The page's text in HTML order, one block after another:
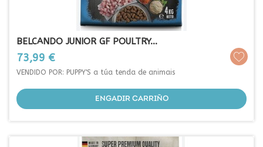
BELCANDO JUNIOR GF POULTRY...
Prezo
73,99 €
VENDIDO POR: PUPPY'S a túa tenda de animais
ENGADIR CARRIÑO